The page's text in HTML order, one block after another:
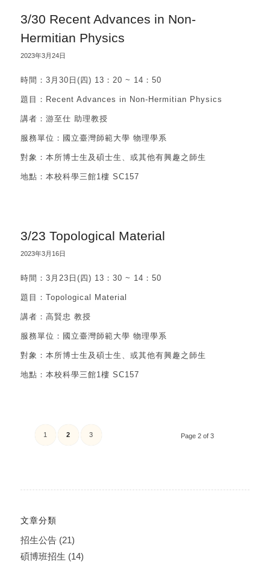
3/30 Recent Advances in Non-
Hermitian Physics
2023年3月24日
時間：3月30日(四) 13：20 ~ 14：50
題目：Recent Advances in Non-Hermitian Physics
講者：游至仕 助理教授
服務單位：國立臺灣師範大學 物理學系
對象：本所博士生及碩士生、或其他有興趣之師生
地點：本校科學三館1樓 SC157
3/23 Topological Material
2023年3月16日
時間：3月23日(四) 13：30 ~ 14：50
題目：Topological Material
講者：高賢忠 教授
服務單位：國立臺灣師範大學 物理學系
對象：本所博士生及碩士生、或其他有興趣之師生
地點：本校科學三館1樓 SC157
Page 2 of 3
1 2 3
文章分類
招生公告(21)
碩博班招生 (14)